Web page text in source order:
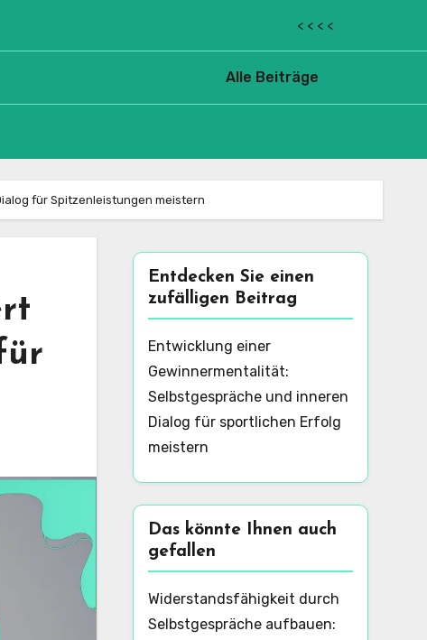
< < < <
Alle Beiträge
für Spitzenleistungen meistern
Entdecken Sie einen
zufälligen Beitrag
Entwicklung einer
Gewinnermentalität:
Selbstgespräche und inneren
Dialog für sportlichen Erfolg
meistern
Das könnte Ihnen auch
gefallen
Widerstandsfähigkeit durch
Selbstgespräche aufbauen: